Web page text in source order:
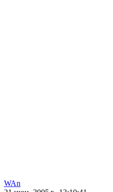
WAn